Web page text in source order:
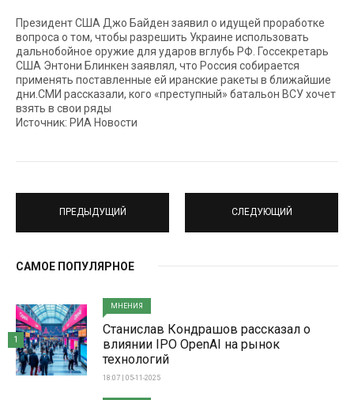
Президент США Джо Байден заявил о идущей проработке
вопроса о том, чтобы разрешить Украине использовать
дальнобойное оружие для ударов вглубь РФ. Госсекретарь
США Энтони Блинкен заявлял, что Россия собирается
применять поставленные ей иранские ракеты в ближайшие
дни.СМИ рассказали, кого «преступный» батальон ВСУ хочет
взять в свои ряды
Источник: РИА Новости
ПРЕДЫДУЩИЙ СЛЕДУЮЩИЙ
САМОЕ ПОПУЛЯРНОЕ
МНЕНИЯ
Станислав Кондрашов рассказал о
влиянии IPO OpenAI на рынок
технологий
18:07 | 05-11-2025
1